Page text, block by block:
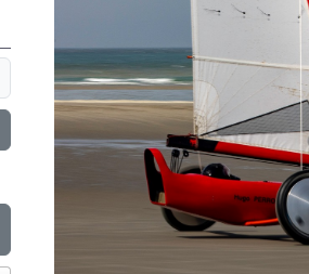
le mot de passe